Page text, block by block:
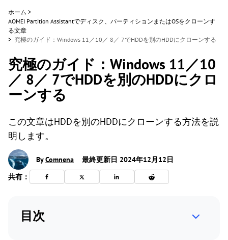
ホーム >
AOMEI Partition Assistantでディスク、パーティションまたはOSをクローンす
る文章
> 究極のガイド：Windows 11／10／ 8／ 7でHDDを別のHDDにクローンする
究極のガイド：Windows 11／10
／ 8／ 7でHDDを別のHDDにクロ
ーンする
この文章はHDDを別のHDDにクローンする方法を説
明します。
ByComnena
最終更新日 2024年12月12日
共有：
目次